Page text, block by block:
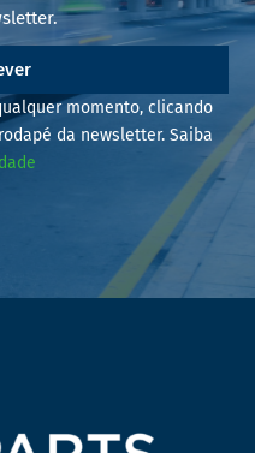
momento, clicando
da newsletter. Saiba